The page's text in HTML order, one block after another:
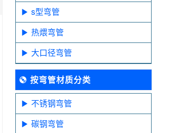
s型弯管
热煨弯管
大口径弯管
按弯管材质分类
不锈钢弯管
碳钢弯管